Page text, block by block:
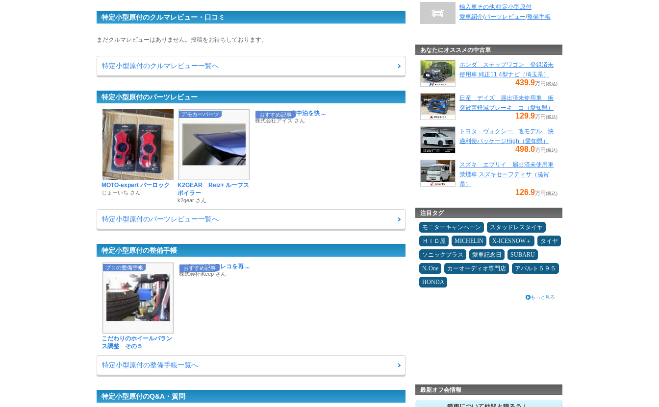
特定小型原付のクルマレビュー・口コミ
まだクルマレビューはありません。投稿をお待ちしております。
特定小型原付のクルマレビュー一覧へ
特定小型原付のパーツレビュー
MOTO-expert バーロック
じょーいち さん
デモカーパーツ
K2GEAR Reiz+ ルーフス
ポイラー
k2gear さん
おすすめ記事
アウトドアや車中泊を快 ...
株式会社アイズ さん
特定小型原付のパーツレビュー一覧へ
特定小型原付の整備手帳
プロの整備手帳
こだわりのホイールバラン
ス調整 その５
おすすめ記事
ハイエンドドラレコを再 ...
株式会社iKeep さん
特定小型原付の整備手帳一覧へ
特定小型原付のQ&A・質問
輸入車その他 特定小型原付
愛車紹介/パーツレビュー/整備手帳
あなたにオススメの中古車
ホンダ ステップワゴン 登録済未
使用車 純正11.4型ナビ（埼玉県）
439.9万円 (税込)
日産 デイズ 届出済未使用車 衝
突被害軽減ブレーキ コ（愛知県）
129.9万円 (税込)
トヨタ ヴォクシー 改モデル 快
適利便パッケージHigh（愛知県）
498.0万円 (税込)
スズキ エブリイ 届出済未使用車
禁煙車 スズキセーフティサ（滋賀
県）
126.9万円 (税込)
注目タグ
モニターキャンペーン
スタッドレスタイヤ
ＨＩＤ屋
MICHELIN X-ICESNOW＋
タイヤ
ソニックプラス
愛車記念日
SUBARU
N-One
カーオーディオ専門店
アバルト５９５
HONDA
もっと見る
最新オフ会情報